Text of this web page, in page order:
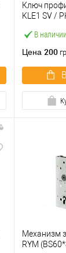
В наличии
Ключ
KLE1 SV /
Цена 200
Механизм
RYM